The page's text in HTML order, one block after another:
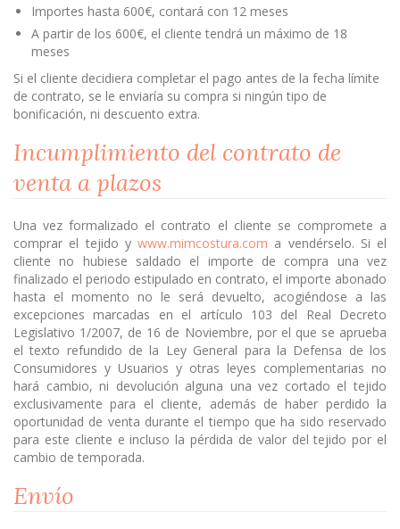
Importes hasta 600€, contará con 12 meses
A partir de los 600€, el cliente tendrá un máximo de 18
meses
Si el cliente decidiera completar el pago antes de la fecha límite
de contrato, se le enviaría su compra si ningún tipo de
bonificación, ni descuento extra.
Incumplimiento del contrato de
venta a plazos
Una vez formalizado el contrato el cliente se compromete a
comprar el tejido y www.mimcostura.com a vendérselo. Si el
cliente no hubiese saldado el importe de compra una vez
finalizado el periodo estipulado en contrato, el importe abonado
hasta el momento no le será devuelto, acogiéndose a las
excepciones marcadas en el artículo 103 del Real Decreto
Legislativo 1/2007, de 16 de Noviembre, por el que se aprueba
el texto refundido de la Ley General para la Defensa de los
Consumidores y Usuarios y otras leyes complementarias no
hará cambio, ni devolución alguna una vez cortado el tejido
exclusivamente para el cliente, además de haber perdido la
oportunidad de venta durante el tiempo que ha sido reservado
para este cliente e incluso la pérdida de valor del tejido por el
cambio de temporada.
Envío